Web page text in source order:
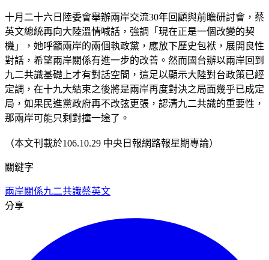
十月二十六日陸委會舉辦兩岸交流30年回顧與前瞻研討會，蔡
英文總統再向大陸溫情喊話，強調「現在正是一個改變的契
機」，她呼籲兩岸的兩個執政黨，應放下歷史包袱，展開良性
對話，希望兩岸關係有進一步的改善。然而國台辦以兩岸回到
九二共識基礎上才有對話空間，這足以顯示大陸對台政策已經
定調，在十九大結束之後將是兩岸再度對決之局面幾乎已成定
局，如果民進黨政府再不改弦更張，認清九二共識的重要性，
那兩岸可能只剩對撞一途了。
（本文刊載於106.10.29 中央日報網路報星期專論）
關鍵字
兩岸關係九二共識蔡英文
分享